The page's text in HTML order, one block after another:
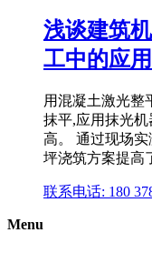
浅谈建筑
工中的应
用混凝土激光整
抹平,应用抹光
高。 通过现场
坪浇筑方案提高
联系电话: 180
Menu